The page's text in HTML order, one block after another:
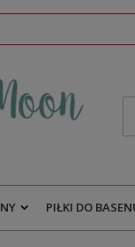
PIŁKI DO